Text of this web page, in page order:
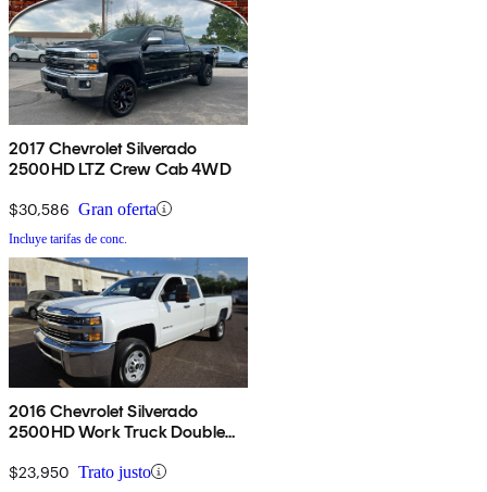
2017 Chevrolet Silverado
2500HD LTZ Crew Cab 4WD
$30,586 Gran oferta
Incluye tarifas de conc.
2016 Chevrolet Silverado
2500HD Work Truck Double
$23,950 Trato justo